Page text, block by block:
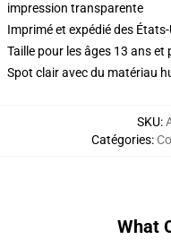
impression transparente
Imprimé et expédié des
Taille pour les âges 13 ans et
Spot clair avec du matériau
SKU:
Catégories:
What